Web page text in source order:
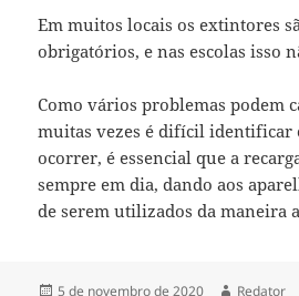
Em muitos locais os extintores
obrigatórios, e nas escolas isso
Como vários problemas podem
muitas vezes é difícil identificar
ocorrer, é essencial que a
sempre em dia, dando aos
de serem utilizados da maneira
Publicado
5 de novembro de 2020 Autor
Redator